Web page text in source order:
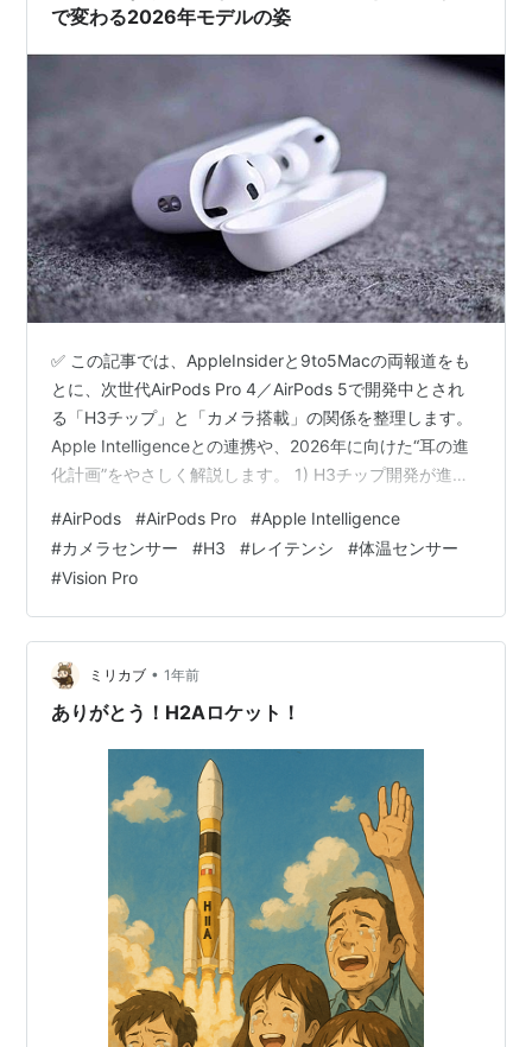
で変わる2026年モデルの姿
✅ この記事では、AppleInsiderと9to5Macの両報道をも
とに、次世代AirPods Pro 4／AirPods 5で開発中とされ
る「H3チップ」と「カメラ搭載」の関係を整理します。
Apple Intelligenceとの連携や、2026年に向けた“耳の進
化計画”をやさしく解説します。 1) H3チップ開発が進行
AirPods──“見る”ためのIRセンサー 3) H3×AIで変わる3つ
の体験──音質・翻訳・操作 4) AirPods 5にも“体のセン
サー”──温度計測が全ラインへ？ 5) 2026年のAirPodsが
担う“AI…
#AirPods #AirPods Pro #Apple Intelligence
#カメラセンサー #H3 #レイテンシ #体温センサー
#Vision Pro
ミリカブ • 1年前
ありがとう！H2Aロケット！